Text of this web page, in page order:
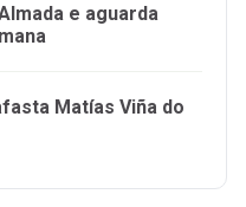
e aguarda
Matías Viña do